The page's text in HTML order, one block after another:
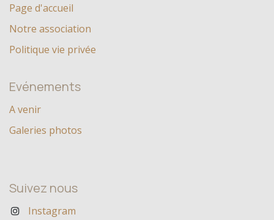
Page d'accueil
Notre association
Politique vie privée
Evénements
A venir
Galeries photos
Suivez nous
Instagram